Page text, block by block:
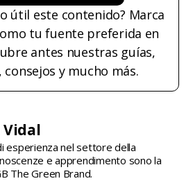
útil este contenido? Marca
tu fuente preferida en
antes nuestras guías,
consejos y mucho más.
Vidal
esperienza nel settore della
e apprendimento sono la
The Green Brand.